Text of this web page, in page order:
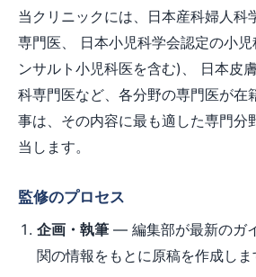
当クリニックには、日本産科婦人科
専門医、 日本小児科学会認定の小
ンサルト小児科医を含む)、 日本皮
科専門医など、各分野の専門医が在
事は、その内容に最も適した専門分
当します。
監修のプロセス
企画・執筆— 編集部が最新のガ
関の情報をもとに原稿を作成しま